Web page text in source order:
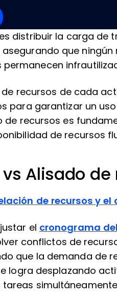
distribuir la carga de
que
recursos de cada
para garantizar un
de recursos es
de recursos
Alisado de
de recursos y el
el cronograma
conflictos de
que la demanda de
logra desplazando